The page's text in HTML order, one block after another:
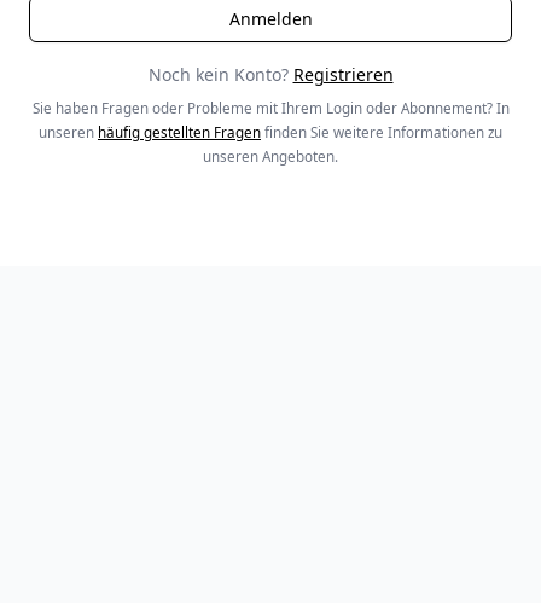
Noch kein Konto? Registrieren
Sie haben Fragen oder Probleme mit Ihrem Login oder Abonnement? In
unseren häufig gestellten Fragen finden Sie weitere Informationen zu
unseren Angeboten.